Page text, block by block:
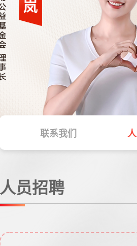
资质证书
联系我们
人员招聘